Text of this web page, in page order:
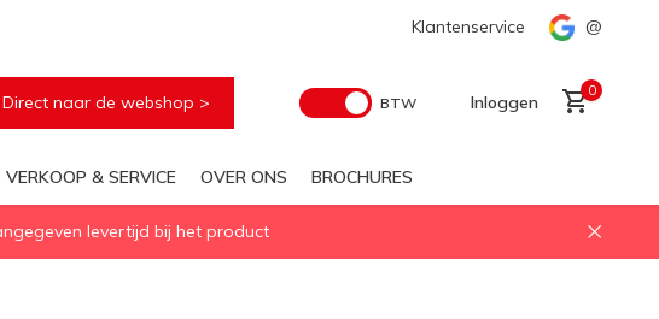
Klantenservice @
Direct naar de webshop > BTW Inloggen
0
VERKOOP & SERVICE OVER ONS BROCHURES
levertijd bij het product